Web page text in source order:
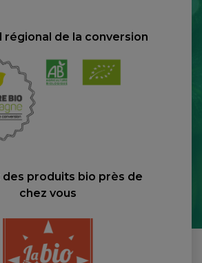
régional de la conversion
des produits bio près de
chez vous